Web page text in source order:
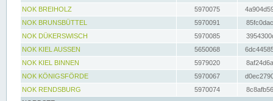
NOK BREIHOLZ
5970075
NOK BRUNSBÜTTEL
5970091
NOK DÜKERSWISCH
5970085
NOK KIEL AUSSEN
5650068
NOK KIEL BINNEN
5979020
NOK KÖNIGSFÖRDE
5970067
NOK RENDSBURG
5970074